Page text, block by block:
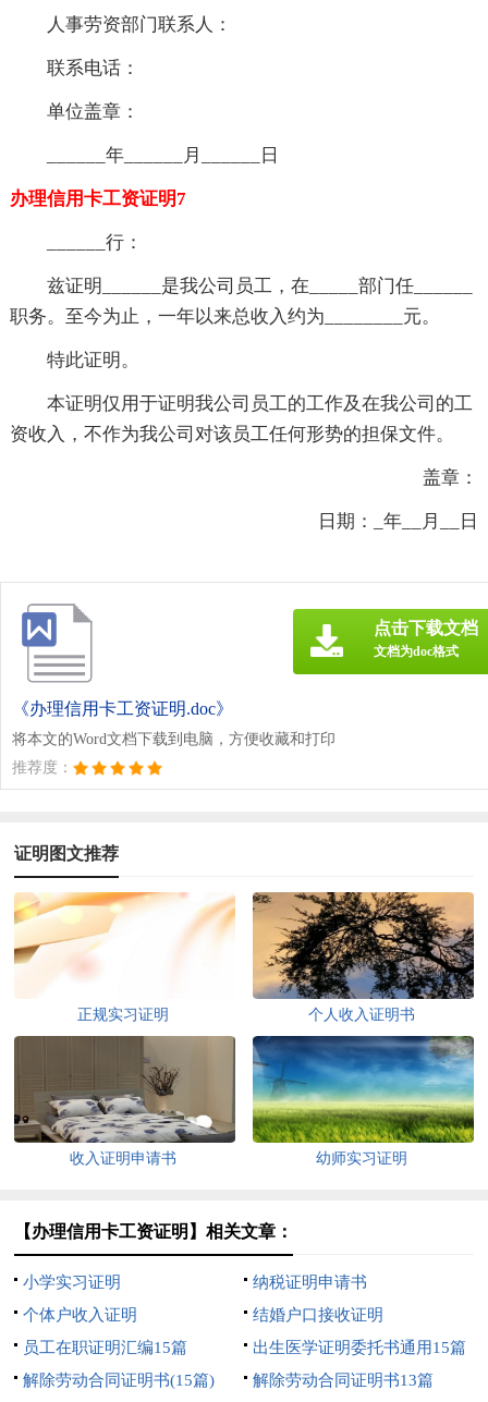
人事劳资部门联系人：
联系电话：
单位盖章：
______年______月______日
办理信用卡工资证明7
______行：
兹证明______是我公司员工，在_____部门任______
职务。至今为止，一年以来总收入约为________元。
特此证明。
本证明仅用于证明我公司员工的工作及在我公司的工
资收入，不作为我公司对该员工任何形势的担保文件。
盖章：
日期：_年__月__日
《办理信用卡工资证明.doc》
将本文的Word文档下载到电脑，方便收藏和打印
推荐度：
点击下载文档
文档为doc格式
证明图文推荐
正规实习证明 个人收入证明书
收入证明申请书 幼师实习证明
【办理信用卡工资证明】相关文章：
小学实习证明
纳税证明申请书
个体户收入证明
结婚户口接收证明
员工在职证明汇编15篇
出生医学证明委托书通用15篇
解除劳动合同证明书(15篇)
解除劳动合同证明书13篇